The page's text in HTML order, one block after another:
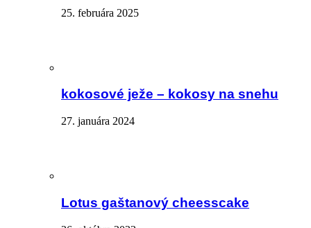
25. februára 2025
kokosové ježe – kokosy na snehu
27. januára 2024
Lotus gaštanový cheesscake